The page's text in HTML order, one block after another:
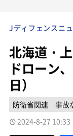
Jディフェンスニ
北海道・
ドローン
日）
防衛省関連 事故
2024-8-27 10:33